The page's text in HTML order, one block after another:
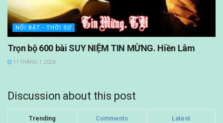
NỔI BẬT - THỜI SỰ
Trọn bộ 600 bài SUY NIỆM TIN MỪNG. Hiền Lâm
11 THÁNG 1, 2026
Discussion about this post
Trending Comments Latest